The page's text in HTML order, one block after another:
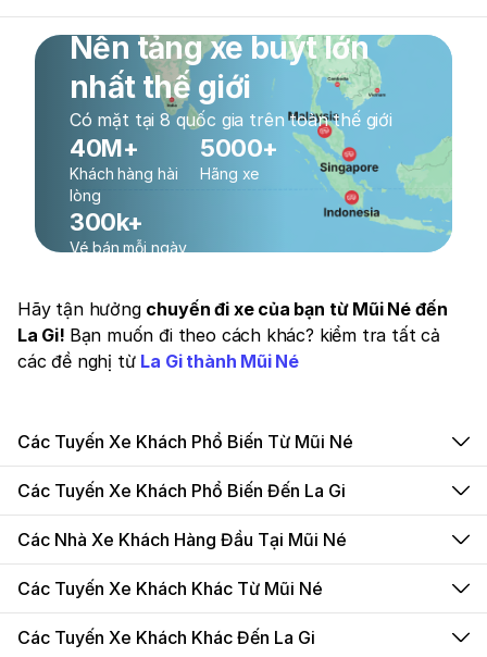
Nền tảng xe buýt lớn
nhất thế giới
Có mặt tại 8 quốc gia trên toàn thế giới
40M+
Khách hàng hài
lòng
5000+
Hãng xe
300k+
Vé bán mỗi ngày
Hãy tận hưởng chuyến đi xe của bạn từ Mũi Né đến
La Gi! Bạn muốn đi theo cách khác? kiểm tra tất cả
các đề nghị từ La Gi thành Mũi Né
Các Tuyến Xe Khách Phổ Biến Từ Mũi Né
Các Tuyến Xe Khách Phổ Biến Đến La Gi
Các Nhà Xe Khách Hàng Đầu Tại Mũi Né
Các Tuyến Xe Khách Khác Từ Mũi Né
Các Tuyến Xe Khách Khác Đến La Gi